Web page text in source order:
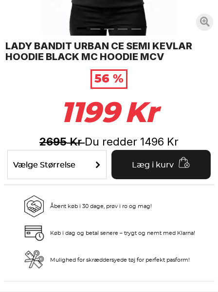
LADY BANDIT URBAN CE SEMI KEVLAR
HOODIE BLACK MC HOODIE MCV
56 %
1199 Kr
2695KrDu redder 1496 Kr
Vælge Størrelse Læg i kurv
Åbent køb i 30 dage, prøv i ro og mag!
Køb i dag og betal senere – trygt og nemt med Klarna!
Mulighed for skræddersyede tøj for perfekt pasform!